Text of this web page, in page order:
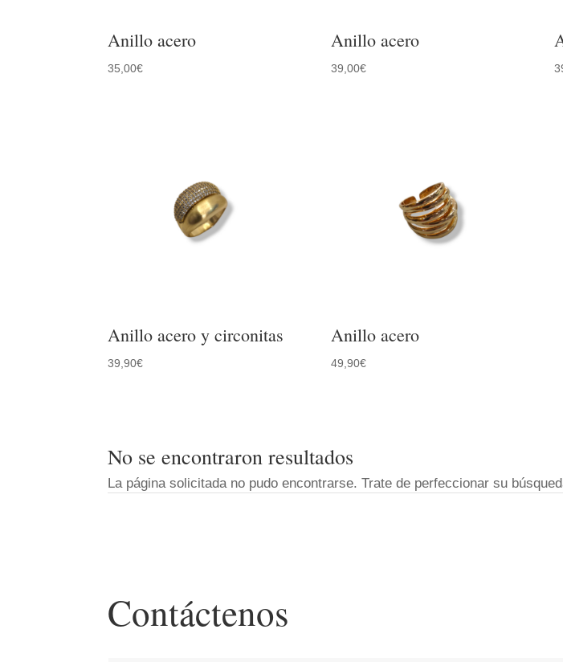
Anillo acero
35,00€
Anillo acero
39,00€
Anillo acero y circonitas
39,90€
Anillo acero
49,90€
No se encontraron resultados
La página solicitada no pudo encontrarse. Trate de perfeccionar su
Contáctenos